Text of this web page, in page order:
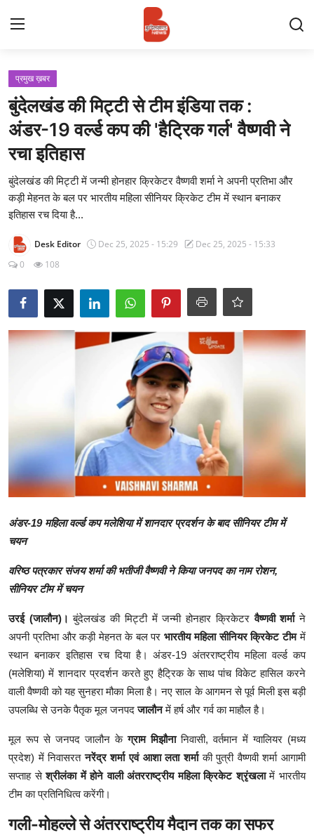
Login
Contact
प्रमुख ख़बर
अपना शहर
राज्य
बुन्देलखण्ड
वीडियो
प्रमुख ख़बर
बुंदेलखंड की मिट्टी से टीम इंडिया तक :
अंडर-19 वर्ल्ड कप की 'हैट्रिक गर्ल' वैष्णवी ने
रचा इतिहास
बुंदेलखंड की मिट्टी में जन्मी होनहार क्रिकेटर वैष्णवी शर्मा ने अपनी प्रतिभा और
कड़ी मेहनत के बल पर भारतीय महिला सीनियर क्रिकेट टीम में स्थान बनाकर
इतिहास रच दिया है...
Desk Editor Dec 25, 2025 - 15:29
Dec 25, 2025 - 15:33
0
108
अंडर-19 महिला वर्ल्ड कप मलेशिया में शानदार प्रदर्शन के बाद सीनियर टीम में
चयन
वरिष्ठ पत्रकार संजय शर्मा की भतीजी वैष्णवी ने किया जनपद का नाम रोशन,
सीनियर टीम में चयन
उरई (जालौन)।बुंदेलखंड की मिट्टी में जन्मी होनहार क्रिकेटरवैष्णवी शर्माने
अपनी प्रतिभा और कड़ी मेहनत के बल परभारतीय महिला सीनियर क्रिकेट टीममें
स्थान बनाकर इतिहास रच दिया है। अंडर-19 अंतरराष्ट्रीय महिला वर्ल्ड कप
(मलेशिया) में शानदार प्रदर्शन करते हुए हैट्रिक के साथ पांच विकेट हासिल करने
वाली वैष्णवी को यह सुनहरा मौका मिला है। नए साल के आगमन से पूर्व मिली इस बड़ी
उपलब्धि से उनके पैतृक मूल जनपदजालौनमें हर्ष और गर्व का माहौल है।
मूल रूप से जनपद जालौन केग्राम मिझौनानिवासी, वर्तमान में ग्वालियर (मध्य
प्रदेश) में निवासरतनरेंद्र शर्मा एवं आशा लता शर्माकी पुत्री वैष्णवी शर्मा आगामी
सप्ताह सेश्रीलंका में होने वाली अंतरराष्ट्रीय महिला क्रिकेट श्रृंखलामें भारतीय
टीम का प्रतिनिधित्व करेंगी।
गली-मोहल्ले से अंतरराष्ट्रीय मैदान तक का सफर